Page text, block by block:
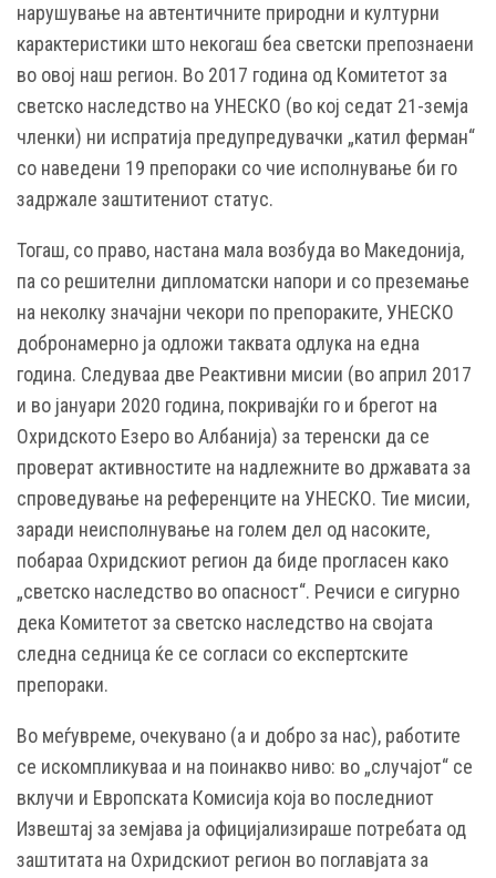
нарушување на автентичните природни и културни
карактеристики што некогаш беа светски препознаени
во овој наш регион. Во 2017 година од Комитетот за
светско наследство на УНЕСКО (во кој седат 21-земја
членки) ни испратија предупредувачки „катил ферман“
со наведени 19 препораки со чие исполнување би го
задржале заштитениот статус.
Тогаш, со право, настана мала возбуда во Македонија,
па со решителни дипломатски напори и со преземање
на неколку значајни чекори по препораките, УНЕСКО
добронамерно ја одложи таквата одлука на една
година. Следуваа две Реактивни мисии (во април 2017
и во јануари 2020 година, покривајќи го и брегот на
Охридското Езеро во Албанија) за теренски да се
проверат активностите на надлежните во државата за
спроведување на референците на УНЕСКО. Тие мисии,
заради неисполнување на голем дел од насоките,
побараа Охридскиот регион да биде прогласен како
„светско наследство во опасност“. Речиси е сигурно
дека Комитетот за светско наследство на својата
следна седница ќе се согласи со експертските
препораки.
Во меѓувреме, очекувано (а и добро за нас), работите
се искомпликуваа и на поинакво ниво: во „случајот“ се
вклучи и Европската Комисија која во последниот
Извештај за земјава ја официјализираше потребата од
заштитата на Охридскиот регион во поглавјата за